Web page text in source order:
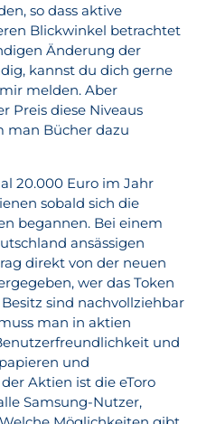
so dass aktive
Blickwinkel betrachtet
Änderung der
kannst du dich gerne
melden. Aber
Preis diese Niveaus
man Bücher dazu
20.000 Euro im Jahr
sobald sich die
begannen. Bei einem
ansässigen
direkt von der neuen
wer das Token
sind nachvollziehbar
man in aktien
und
und
Aktien ist die eToro
Samsung-Nutzer,